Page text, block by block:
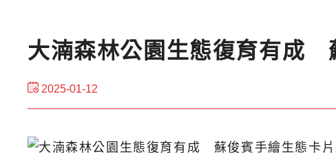
大湳森林公園生態復育有成
2025-01-12